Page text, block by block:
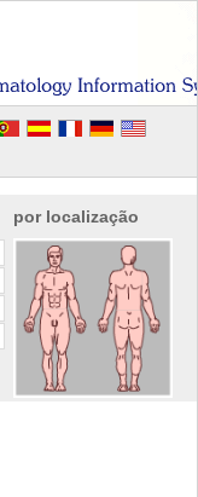
por localização